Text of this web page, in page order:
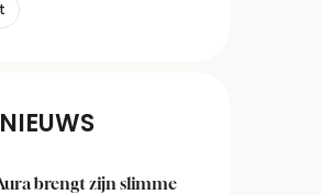
brengt zijn slimme